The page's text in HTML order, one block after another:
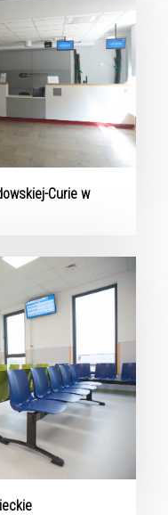
Curie w